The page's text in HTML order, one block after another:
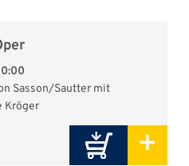
Sasson/Sautter mit
Kröger
+